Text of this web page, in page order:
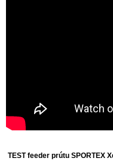
TEST feeder prútu SPORTEX